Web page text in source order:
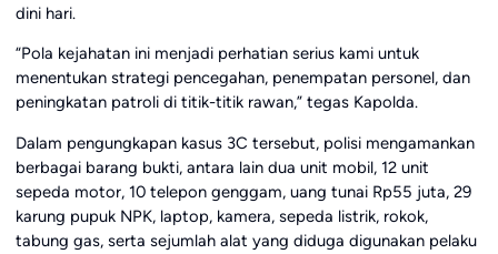
dini hari.
“Pola kejahatan ini menjadi perhatian serius kami untuk
menentukan strategi pencegahan, penempatan personel, dan
peningkatan patroli di titik-titik rawan,” tegas Kapolda.
Dalam pengungkapan kasus 3C tersebut, polisi mengamankan
berbagai barang bukti, antara lain dua unit mobil, 12 unit
sepeda motor, 10 telepon genggam, uang tunai Rp55 juta, 29
karung pupuk NPK, laptop, kamera, sepeda listrik, rokok,
tabung gas, serta sejumlah alat yang diduga digunakan pelaku